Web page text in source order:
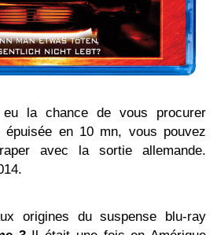
la chance de vous procurer
épuisée en 10 mn, vous pouvez
avec la sortie allemande.
origines du suspense blu-ray